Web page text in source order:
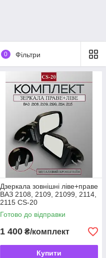
0 Фільтри
Дзеркала зовнішні ліве+праве
ВАЗ 2108, 2109, 21099, 2114,
2115 CS-20
Готово до відправки
1 400 ₴/комплект
Купити